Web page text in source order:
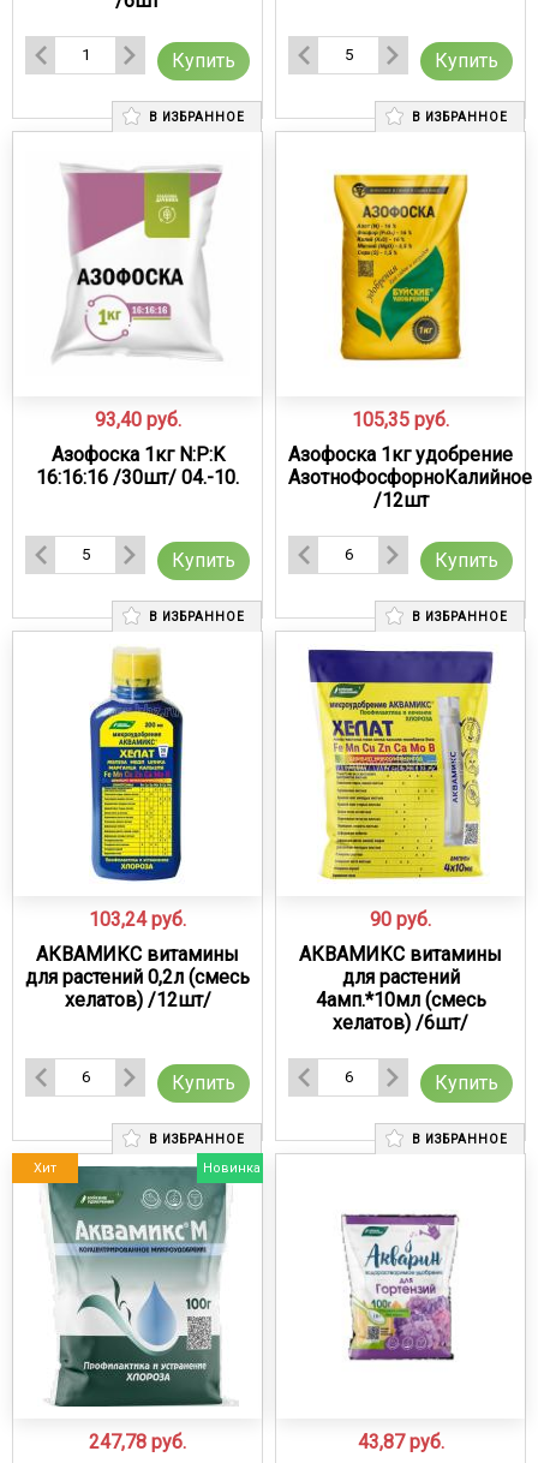
Купить Купить
В ИЗБРАННОЕ
93,40 руб.
Азофоска 1кг N:P:K
16:16:16 /30шт/ 04.-10.
Купить
В ИЗБРАННОЕ
105,35 руб.
Азофоска 1кг удобрение
АзотноФосфорноКалийное
/12шт
Купить
В ИЗБРАННОЕ
103,24 руб.
АКВАМИКС витамины
для растений 0,2л (смесь
хелатов) /12шт/
Купить
В ИЗБРАННОЕ
90 руб.
АКВАМИКС витамины
для растений
4амп.*10мл (смесь
хелатов) /6шт/
Купить
В ИЗБРАННОЕ
Новинка
Хит
247,78 руб.
В ИЗБРАННОЕ
43,87 руб.